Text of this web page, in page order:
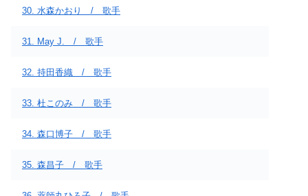
30. 水森かおり / 歌手
31. May J. / 歌手
32. 持田香織 / 歌手
33. 杜このみ / 歌手
34. 森口博子 / 歌手
35. 森昌子 / 歌手